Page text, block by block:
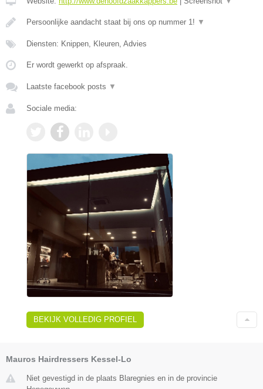
Persoonlijke aandacht staat bij ons op nummer 1! ▼
Diensten: Knippen, Kleuren, Advies
Er wordt gewerkt op afspraak.
Laatste facebook posts ▼
Sociale media:
BEKIJK VOLLEDIG PROFIEL
Mauros Hairdressers Kessel-Lo
Niet gevestigd in de plaats Blaregnies en in de provincie